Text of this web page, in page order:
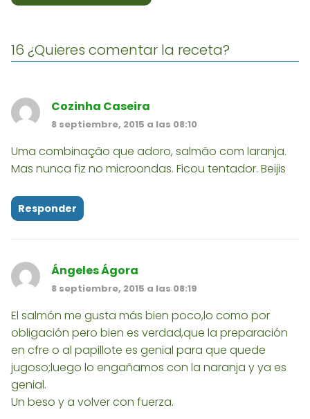
16 ¿Quieres comentar la receta?
Cozinha Caseira
8 septiembre, 2015 a las 08:10
Uma combinação que adoro, salmão com laranja.
Mas nunca fiz no microondas. Ficou tentador. Beijis
Responder
Ángeles Ágora
8 septiembre, 2015 a las 08:19
El salmón me gusta más bien poco,lo como por
obligación pero bien es verdad,que la preparación
en cfre o al papillote es genial para que quede
jugoso;luego lo engañamos con la naranja y ya es
genial.
Un beso y a volver con fuerza.